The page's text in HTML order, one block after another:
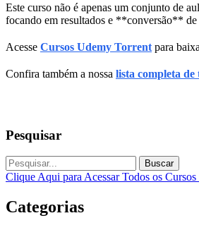
Este curso não é apenas um conjunto de
focando em resultados e **conversão** de
Acesse Cursos Udemy Torrent para
Confira também a nossa lista completa de
Pesquisar
Buscar
Clique Aqui para Acessar Todos os Cursos
Categorias